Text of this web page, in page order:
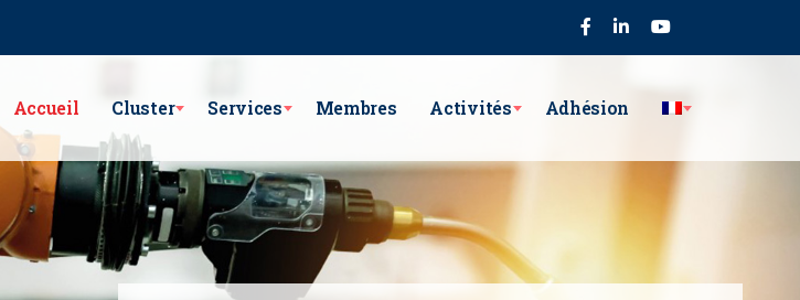
Accueil Cluster Services Membres Activités Adhésion